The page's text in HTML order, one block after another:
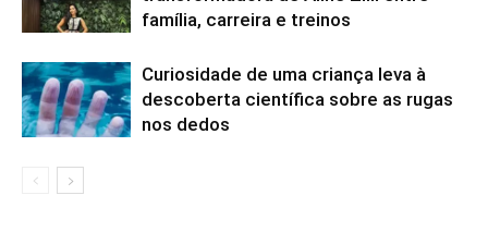
família, carreira e treinos
Curiosidade de uma criança leva à
descoberta científica sobre as rugas
nos dedos